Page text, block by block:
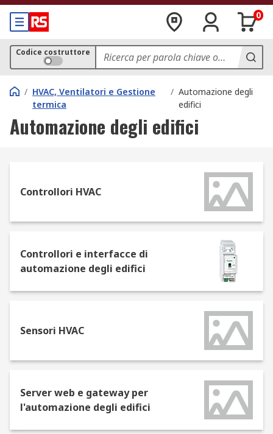
0
Codice costruttore
/ HVAC, Ventilatori e Gestione
termica
/ Automazione degli
edifici
Automazione degli edifici
Controllori HVAC
Controllori e interfacce di
automazione degli edifici
Sensori HVAC
Server web e gateway per
l'automazione degli edifici